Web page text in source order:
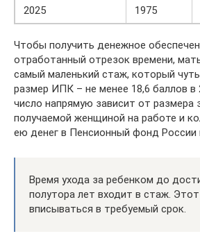
2025
1975
Чтобы получить денежное
отработанный отрезок времени,
самый маленький стаж, который
размер ИПК – не менее 18,6 баллов в
число напрямую зависит от размера
получаемой женщиной на работе и
ею денег в Пенсионный фонд России
Время ухода за ребенком до
полутора лет входит в стаж.
вписываться в требуемый срок.